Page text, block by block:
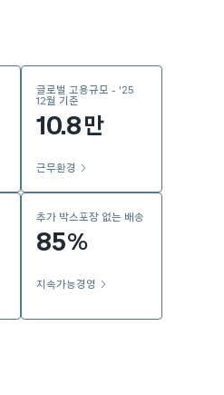
글로벌 고용규모 - '25
12월 기준
10.8만
근무환경
추가 박스포장 없는 배송
85%
지속가능경영